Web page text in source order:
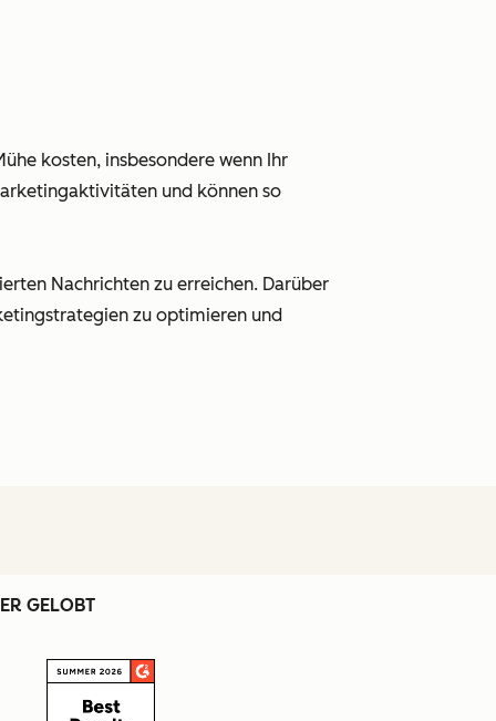
kosten, insbesondere wenn Ihr
und können so
Nachrichten zu erreichen. Darüber
zu optimieren und
GELOBT